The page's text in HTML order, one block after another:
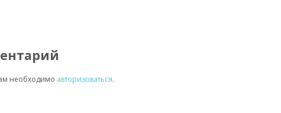
необходимо авторизоваться.